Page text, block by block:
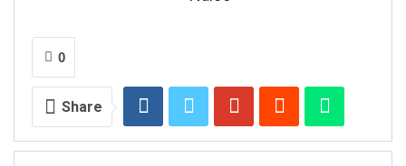
0
Share